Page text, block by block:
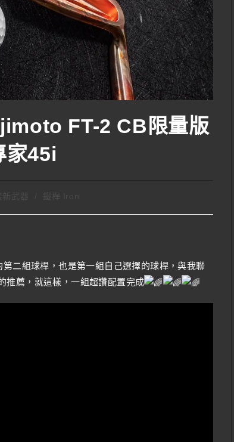
FT-2 CB限量版
家45i
鐵桿 Iron
二組球桿，也是第一組自己選擇的球桿，與我聯
推薦，就這樣，一組超讚配置完成